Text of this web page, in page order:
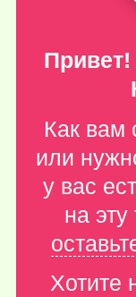
Как вам
или
у вас
на
Хотите